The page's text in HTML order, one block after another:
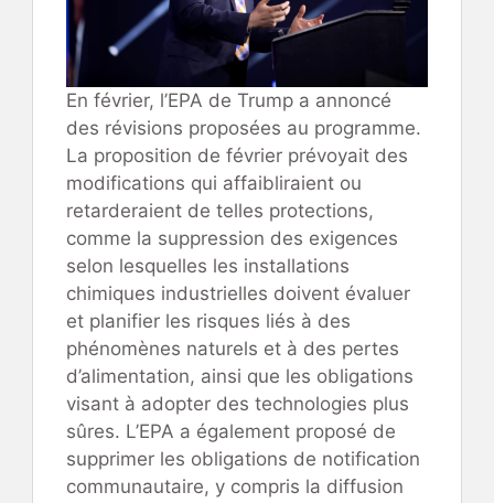
En février, l’EPA de Trump a annoncé
des révisions proposées au programme.
La proposition de février prévoyait des
modifications qui affaibliraient ou
retarderaient de telles protections,
comme la suppression des exigences
selon lesquelles les installations
chimiques industrielles doivent évaluer
et planifier les risques liés à des
phénomènes naturels et à des pertes
d’alimentation, ainsi que les obligations
visant à adopter des technologies plus
sûres. L’EPA a également proposé de
supprimer les obligations de notification
communautaire, y compris la diffusion